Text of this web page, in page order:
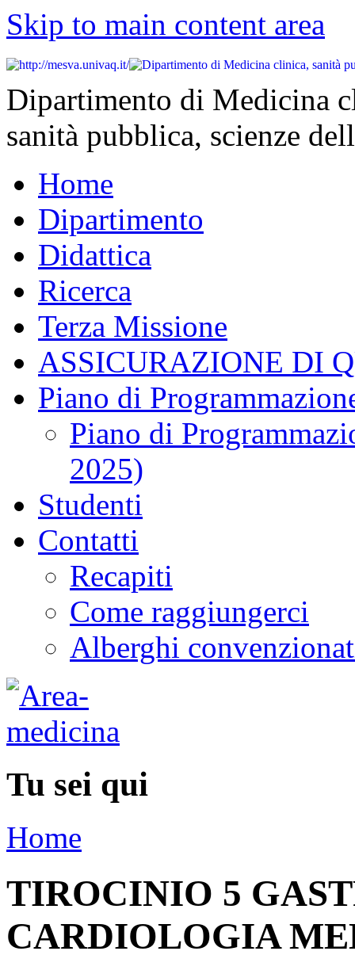
Skip to main content area
Dipartimento di Medicina
sanità pubblica, scienze
Home
Dipartimento
Didattica
Ricerca
Terza Missione
ASSICURAZIONE DI
Piano di
Piano di
2025)
Studenti
Contatti
Recapiti
Come raggiungerci
Alberghi
Tu sei qui
Home
TIROCINIO 5
CARDIOLOGIA